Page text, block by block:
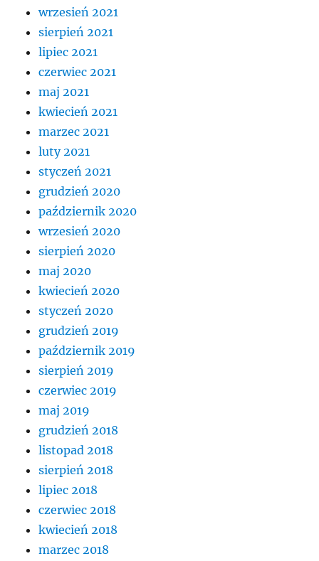
wrzesień 2021
sierpień 2021
lipiec 2021
czerwiec 2021
maj 2021
kwiecień 2021
marzec 2021
luty 2021
styczeń 2021
grudzień 2020
październik 2020
wrzesień 2020
sierpień 2020
maj 2020
kwiecień 2020
styczeń 2020
grudzień 2019
październik 2019
sierpień 2019
czerwiec 2019
maj 2019
grudzień 2018
listopad 2018
sierpień 2018
lipiec 2018
czerwiec 2018
kwiecień 2018
marzec 2018